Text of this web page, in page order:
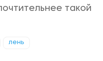
такой
лень